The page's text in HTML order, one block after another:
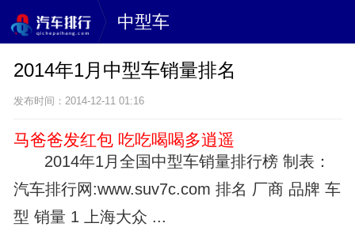
中型车
2014年1月中型车销量排名
发布时间：2014-12-11 01:16
马爸爸发红包 吃吃喝喝多逍遥
2014年1月全国中型车销量排行榜 制表：
汽车排行网:www.suv7c.com 排名 厂商 品牌 车
型 销量 1 上海大众 ...